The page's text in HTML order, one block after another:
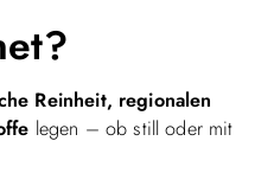
Reinheit, regionalen
legen – ob still oder mit